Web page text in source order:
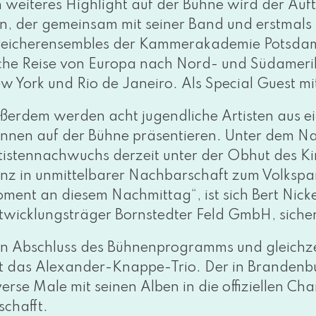
wei­te­res Highlight auf der Bühne wird der
der gemein­sam mit sei­ner Band und
der Kammerakademie
Reise von Europa nach Nord- und
York und Rio de Janeiro. Als Special Guest
wer­den acht jugend­li­che Artisten aus
auf der Bühne prä­sen­tie­ren. Unter dem
der­zeit unter der Obhut des
in unmit­tel­ba­rer Nachbarschaft zum
an die­sem Nachmittag“, ist sich Bert
Bornstedter Feld GmbH,
Abschluss des Bühnenprogramms und
das Alexander-Knappe-Trio. Der in
Male mit sei­nen Alben in die offi­zi­el­len